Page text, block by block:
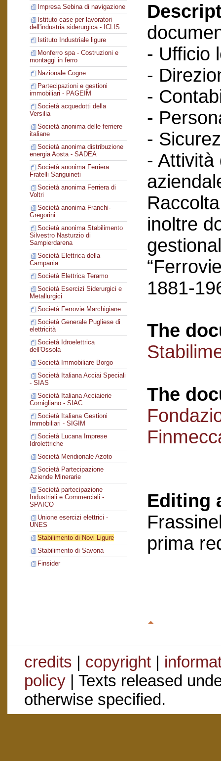
Impresa Sebina di navigazione
Istituto case per lavoratori
dell'industria siderurgica - ICLIS
Istituto Industriale ligure
Monferro spa - Costruzioni e
montaggi in ferro
Nazionale Cogne
Partecipazioni e gestioni
immobiliari - PAGEIM
Società acquedotti della
Versilia
Società anonima delle ferriere
italiane
Società anonima distribuzione
energia Aosta - SADEA
Società anonima Ferriera
Fratelli Sanguineti
Società anonima Ferriera di
Voltri
Società anonima Franchi-
Gregorini
Società anonima Stabilimento
Silvestro Nasturzio di
Sampierdarena
Società Elettrica della
Campania
Società Elettrica Teramo
Società Esercizi Siderurgici e
Metallurgici
Società Ferrovie Marchigiane
Società Generale Pugliese di
elettricità
Società Idroelettrica
dell'Ossola
Società Immobiliare Borgo
Società Italiana Acciai Speciali
- SIAS
Società Italiana Acciaierie
Cornigliano - SIAC
Società Italiana Gestioni
Immobiliari - SIGIM
Società Lucana Imprese
Idrolettriche
Società Meridionale Azoto
Società Partecipazione
Aziende Minerarie
Società partecipazione
Industriali e Commerciali -
SPAICO
Unione esercizi elettrici -
UNES
Stabilimento di Novi Ligure
Stabilimento di Savona
Finsider
- Ufficio
-
-
-
-
- Attività
inoltre
1881-
The
The
Editing
prima
credits | copyright|
policy| Texts released
otherwise specified.